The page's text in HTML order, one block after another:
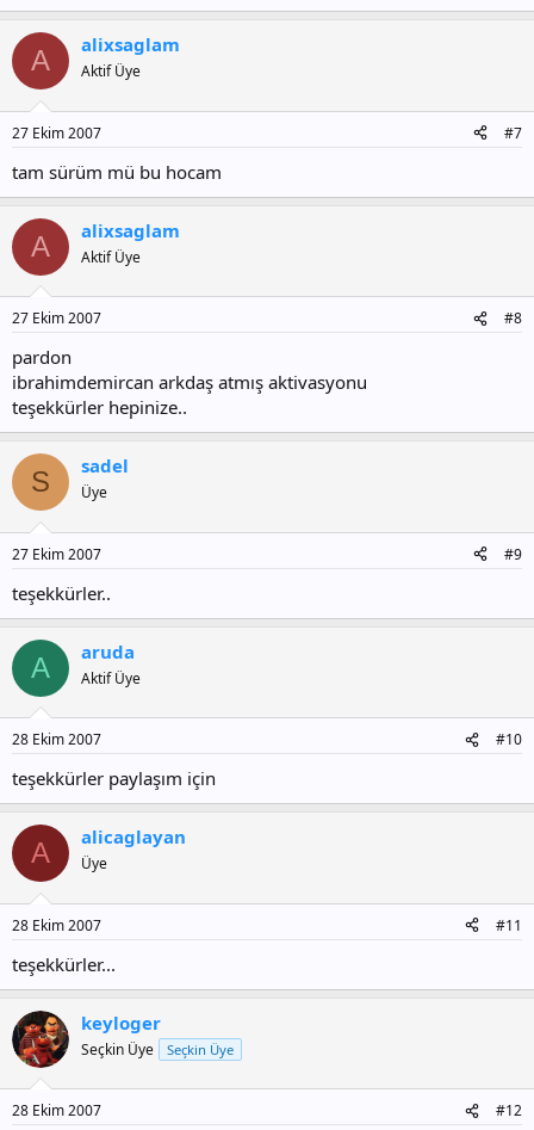
A alixsaglam
Aktif Üye
27 Ekim 2007 #7
tam sürüm mü bu hocam
A alixsaglam
Aktif Üye
27 Ekim 2007 #8
pardon
ibrahimdemircan arkdaş atmış aktivasyonu
teşekkürler hepinize..
S sadel
Üye
27 Ekim 2007 #9
teşekkürler..
A aruda
Aktif Üye
28 Ekim 2007 #10
teşekkürler paylaşım için
A alicaglayan
Üye
28 Ekim 2007 #11
teşekkürler...
keyloger
Seçkin Üye Seçkin Üye
28 Ekim 2007 #12